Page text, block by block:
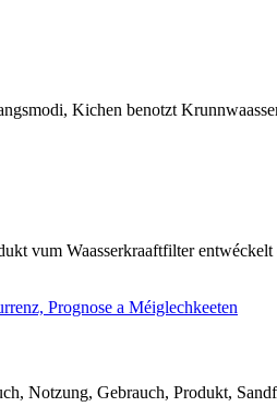
Kichen benotzt
vum Waasserkraaftfilter
Notzung, Gebrauch, Produkt,